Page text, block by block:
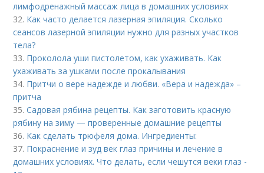
лимфодренажный массаж лица в домашних условиях
32. Как часто делается лазерная эпиляция. Сколько
сеансов лазерной эпиляции нужно для разных участков
тела?
33. Проколола уши пистолетом, как ухаживать. Как
ухаживать за ушками после прокалывания
34. Притчи о вере надежде и любви. «Вера и надежда» –
притча
35.Садовая рябина рецепты. Как заготовить красную
рябину на зиму — проверенные домашние рецепты
36. Как сделать трюфеля дома. Ингредиенты:
37. Покраснение и зуд век глаз причины и лечение в
домашних условиях. Что делать, если чешутся веки глаз -